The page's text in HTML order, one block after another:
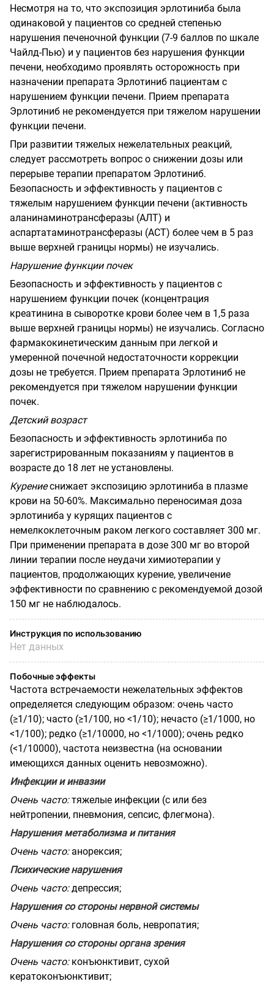
Несмотря на то, что экспозиция эрлотиниба была
одинаковой у пациентов со средней степенью
нарушения печеночной функции (7-9 баллов по шкале
Чайлд-Пью) и у пациентов без нарушения функции
печени, необходимо проявлять осторожность при
назначении препарата Эрлотиниб пациентам с
нарушением функции печени. Прием препарата
Эрлотиниб не рекомендуется при тяжелом нарушении
функции печени.
При развитии тяжелых нежелательных реакций,
следует рассмотреть вопрос о снижении дозы или
перерыве терапии препаратом Эрлотиниб.
Безопасность и эффективность у пациентов с
тяжелым нарушением функции печени (активность
аланинаминотрансферазы (АЛТ) и
аспартатаминотрансферазы (ACT) более чем в 5 раз
выше верхней границы нормы) не изучались.
Нарушение функции почек
Безопасность и эффективность у пациентов с
нарушением функции почек (концентрация
креатинина в сыворотке крови более чем в 1,5 раза
выше верхней границы нормы) не изучались. Согласно
фармакокинетическим данным при легкой и
умеренной почечной недостаточности коррекции
дозы не требуется. Прием препарата Эрлотиниб не
рекомендуется при тяжелом нарушении функции
почек.
Детский возраст
Безопасность и эффективность эрлотиниба по
зарегистрированным показаниям у пациентов в
возрасте до 18 лет не установлены.
Курениеснижает экспозицию эрлотиниба в плазме
крови на 50-60%. Максимально переносимая доза
эрлотиниба у курящих пациентов с
немелкоклеточным раком легкого составляет 300 мг.
При применении препарата в дозе 300 мг во второй
линии терапии после неудачи химиотерапии у
пациентов, продолжающих курение, увеличение
эффективности по сравнению с рекомендуемой дозой
150 мг не наблюдалось.
Инструкция по использованию
Нет данных
Побочные эффекты
Частота встречаемости нежелательных эффектов
определяется следующим образом: очень часто
(≥1/10); часто (≥1/100, но <1/10); нечасто (≥1/1000, но
<1/100); редко (≥1/10000, но <1/1000); очень редко
(<1/10000), частота неизвестна (на основании
имеющихся данных оценить невозможно).
Инфекции и инвазии
Очень часто:тяжелые инфекции (с или без
нейтропении, пневмония, сепсис, флегмона).
Нарушения метаболизма и питания
Очень часто:анорексия;
Психические нарушения
Очень часто:депрессия;
Нарушения со стороны нервной системы
Очень часто:головная боль, невропатия;
Нарушения со стороны органа зрения
Очень часто:конъюнктивит, сухой
кератоконъюнктивит;